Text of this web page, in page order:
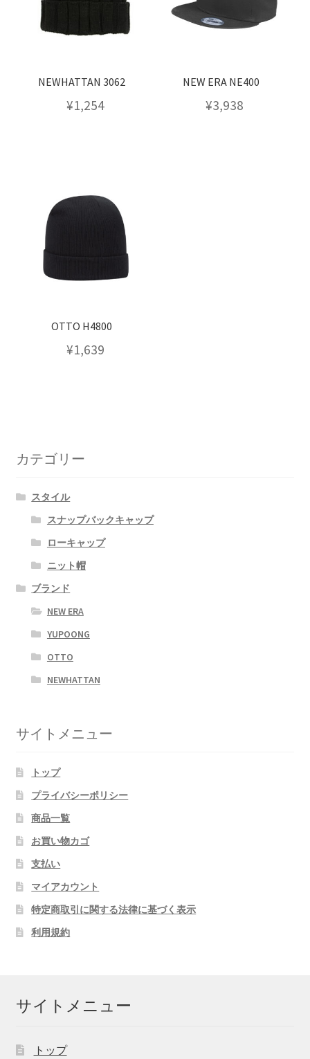
NEWHATTAN 3062
¥1,254
NEW ERA NE400
¥3,938
OTTO H4800
¥1,639
カテゴリー
スタイル
スナップバックキャップ
ローキャップ
ニット帽
ブランド
NEW ERA
YUPOONG
OTTO
NEWHATTAN
サイトメニュー
トップ
プライバシーポリシー
商品一覧
お買い物カゴ
支払い
マイアカウント
特定商取引に関する法律に基づく表示
利用規約
サイトメニュー
トップ